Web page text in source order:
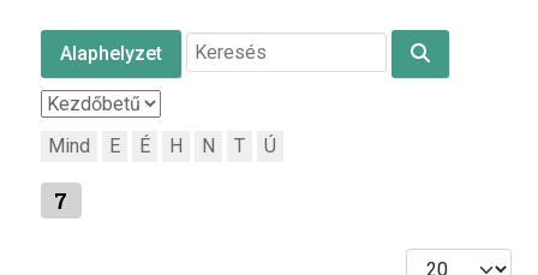
Alaphelyzet
Mind E É H N T Ú
7
Tételek #